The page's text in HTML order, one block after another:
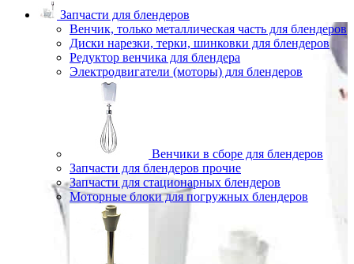
Запчасти для блендеров
Венчик, только металлическая часть для блендеров
Диски нарезки, терки, шинковки для блендеров
Редуктор венчика для блендера
Электродвигатели (моторы) для блендеров
Венчики в сборе для блендеров
Запчасти для блендеров прочие
Запчасти для стационарных блендеров
Моторные блоки для погружных блендеров